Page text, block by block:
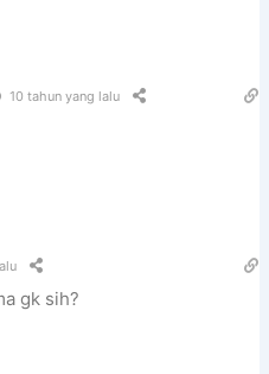
10 tahun yang lalu
gk sih?